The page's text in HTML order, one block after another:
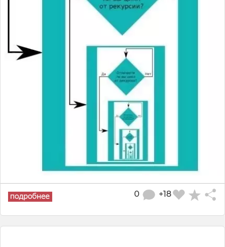
+18
0